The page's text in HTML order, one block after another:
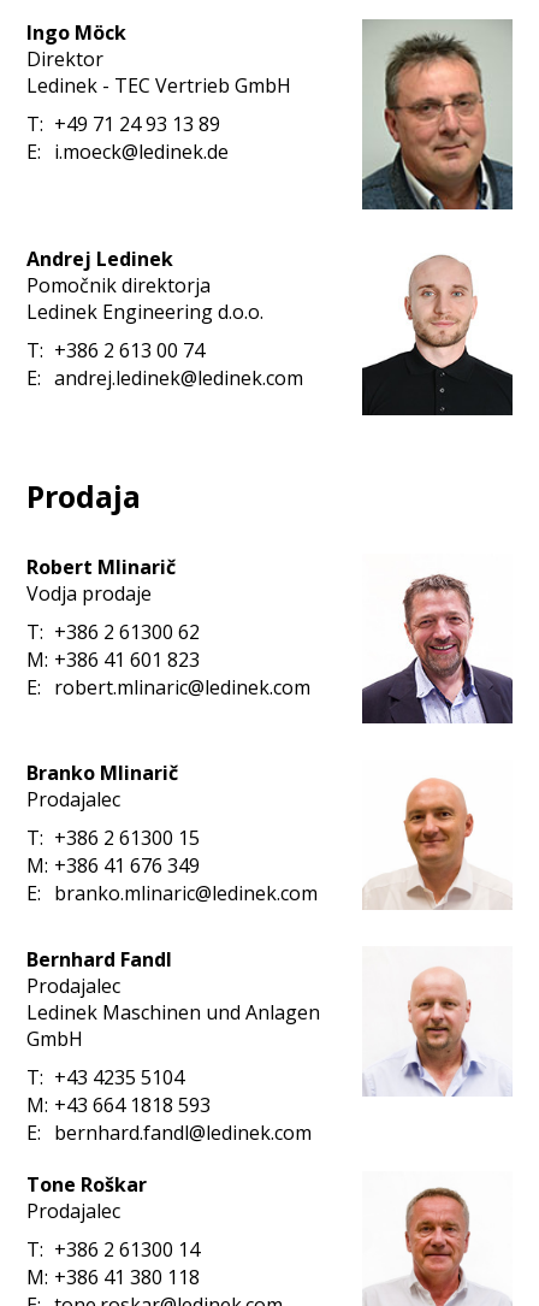
Ingo Möck
Direktor
Ledinek - TEC Vertrieb GmbH
T: +49 71 24 93 13 89
E: i.moeck@ledinek.de
Andrej Ledinek
Pomočnik direktorja
Ledinek Engineering d.o.o.
T: +386 2 613 00 74
E: andrej.ledinek@ledinek.com
Prodaja
Robert Mlinarič
Vodja prodaje
T: +386 2 61300 62
M: +386 41 601 823
E: robert.mlinaric@ledinek.com
Branko Mlinarič
Prodajalec
T: +386 2 61300 15
M: +386 41 676 349
E: branko.mlinaric@ledinek.com
Bernhard Fandl
Prodajalec
Ledinek Maschinen und Anlagen
GmbH
T: +43 4235 5104
M: +43 664 1818 593
E: bernhard.fandl@ledinek.com
Tone Roškar
Prodajalec
T: +386 2 61300 14
M: +386 41 380 118